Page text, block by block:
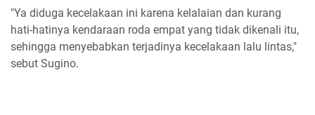
"Ya diduga kecelakaan ini karena kelalaian dan kurang
hati-hatinya kendaraan roda empat yang tidak dikenali itu,
sehingga menyebabkan terjadinya kecelakaan lalu lintas,"
sebut Sugino.